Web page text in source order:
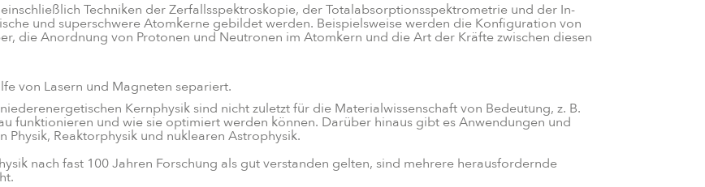
Techniken der Zerfallsspektroskopie, der Totalabsorptionsspektrometrie und der In-
und superschwere Atomkerne gebildet werden. Beispielsweise werden die Konfiguration von
die Anordnung von Protonen und Neutronen im Atomkern und die Art der Kräfte zwischen diesen
von Lasern und Magneten separiert.
Kernphysik sind nicht zuletzt für die Materialwissenschaft von Bedeutung, z. B.
funktionieren und wie sie optimiert werden können. Darüber hinaus gibt es Anwendungen und
Reaktorphysik und nuklearen Astrophysik.
nach fast 100 Jahren Forschung als gut verstanden gelten, sind mehrere herausfordernde